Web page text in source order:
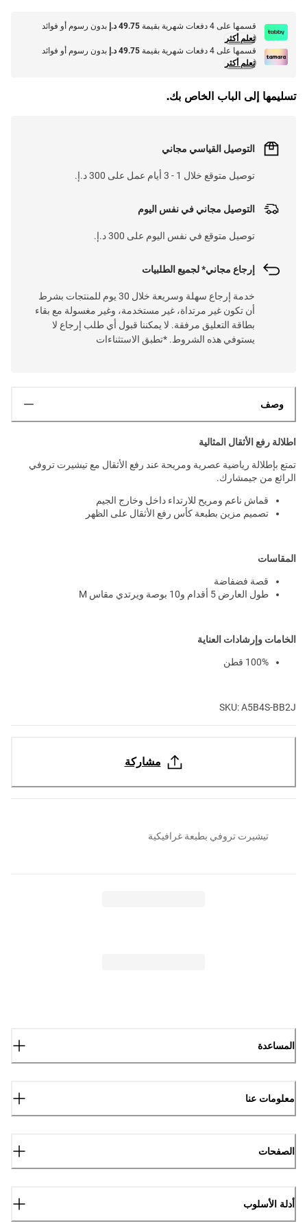
قسمها على 4 دفعات شهرية بقيمة 49.75 د.إ
بدون رسوم أو فوائد
تعلم أكثر
قسمها على 4 دفعات شهرية بقيمة
49.75 د.إ
بدون رسوم أو فوائد
تعلم أكثر
تسليمها إلى الباب الخاص بك.
التوصيل القياسي مجاني
توصيل متوقع خلال 1 - 3 أيام عمل على 300 د.إ.
التوصيل مجاني في نفس اليوم
توصيل متوقع في نفس اليوم على 300 د.إ.
إرجاع مجاني* لجميع الطلبيات
خدمة إرجاع سهلة وسريعة خلال 30 يوم للمنتجات بشرط
أن تكون غير مرتداة، غير مستخدمة، وغير مغسولة مع بقاء
بطاقة التعليق مرفقة. لا يمكننا قبول أي طلب إرجاع لا
يستوفي هذه الشروط. *تطبق الاستثناءات
وصف
اطلالة رفع الأثقال المثالية
تمتع بإطلالة رياضية عصرية ومريحة عند رفع الأثقال مع تيشيرت تروفي
الرائع من جيمشارك.
قماش ناعم ومريح للارتداء داخل وخارج الجيم
تصميم مزين بطبعة كأس رفع الأثقال على الظهر
المقاسات
قصة فضفاضة
طول العارض 5 أقدام و10 بوصة ويرتدي مقاس M
الخامات وإرشادات العناية
100% قطن
SKU: A5B4S-BB2J
مشاركة
تيشيرت تروفي بطبعة غرافيكية
المساعدة
معلومات عنا
الصفحات
أدلة الأسلوب